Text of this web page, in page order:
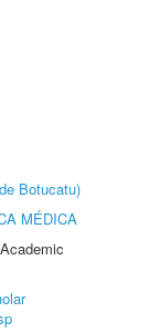
Botucatu)
MÉDICA